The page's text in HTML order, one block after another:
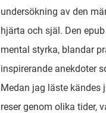
undersökning av den
hjärta och själ. Den
mental styrka, blandar
inspirerande anekdoter
Medan jag läste kändes
reser genom olika tider,